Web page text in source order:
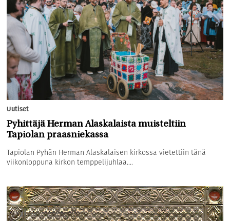
Uutiset
Pyhittäjä Herman Alaskalaista muisteltiin
Tapiolan praasniekassa
Tapiolan Pyhän Herman Alaskalaisen kirkossa vietettiin tänä
viikonloppuna kirkon temppelijuhlaa....